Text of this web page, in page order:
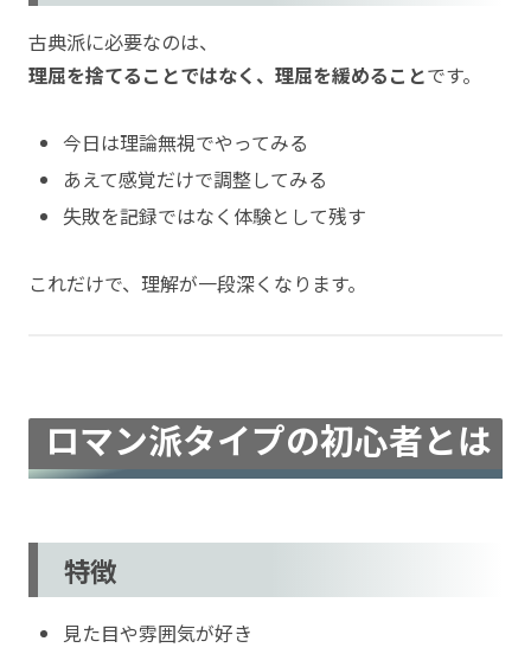
古典派に必要なのは、
理屈を捨てることではなく、理屈を緩めることです。
今日は理論無視でやってみる
あえて感覚だけで調整してみる
失敗を記録ではなく体験として残す
これだけで、理解が一段深くなります。
ロマン派タイプの初心者とは
特徴
見た目や雰囲気が好き